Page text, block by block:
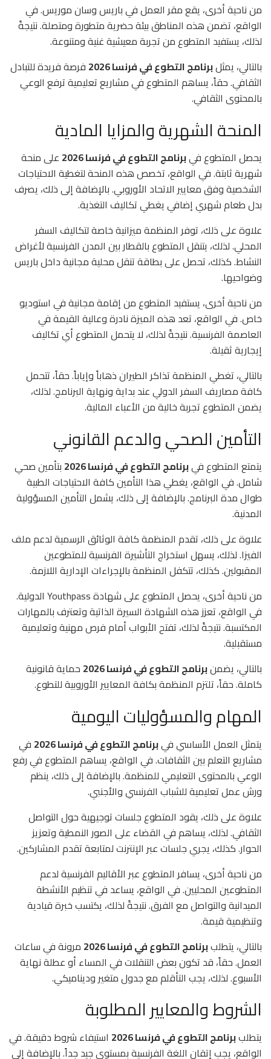
من ناحية أخرى، يقع مقر العمل في باريس وسان موريس. في
الواقع، تضمن هذه المناطق بيئة حضرية متطورة ومتصلة. نتيجةً
لذلك، يستفيد المتطوع من تجربة معيشية غنية ومتنوعة.
بالتالي، يمثلبرنامج التطوع في فرنسا 2026
فرصة فريدة للتبادل
الثقافي. حقاً، يساهم المتطوع في مشاريع تعليمية ترفع الوعي
بالمحتوى الثقافي.
المنحة الشهرية والمزايا المادية
يحصل المتطوع فيبرنامج التطوع في فرنسا 2026
على منحة
شهرية ثابتة. في الواقع، تخصص هذه المنحة لتغطية الاحتياجات
الشخصية وفق معايير الاتحاد الأوروبي. بالإضافة إلى ذلك، يصرف
بدل طعام شهري إضافي يغطي تكاليف التغذية.
علاوة على ذلك، توفر المنظمة ميزانية خاصة لتكاليف السفر
المحلي. لذلك، يتنقل المتطوع بالقطار بين المدن الفرنسية لأغراض
النشاط. كذلك، تحصل على بطاقة تنقل محلية مجانية داخل باريس
وضواحيها.
من ناحية أخرى، يستفيد المتطوع من إقامة مجانية في استوديو
خاص. في الواقع، تعد هذه الميزة نادرة وعالية القيمة في
العاصمة الفرنسية. نتيجةً لذلك، لا يتحمل المتطوع أي تكاليف
إيجارية ثقيلة.
بالتالي، تغطي المنظمة تذاكر الطيران ذهاباً وإياباً. حقاً، تتحمل
كافة مصاريف السفر الدولي عند بداية ونهاية البرنامج. لذلك،
يضمن المتطوع تجربة خالية من الأعباء المالية.
التأمين الصحي والدعم القانوني
يتمتع المتطوع فيبرنامج التطوع في فرنسا 2026
بتأمين صحي
شامل. في الواقع، يغطي هذا التأمين كافة الاحتياجات الطبية
طوال مدة البرنامج. بالإضافة إلى ذلك، يشمل التأمين المسؤولية
المدنية.
علاوة على ذلك، تقدم المنظمة كافة الوثائق الرسمية لدعم ملف
الفيزا. لذلك، يسهل استخراج التأشيرة الفرنسية للمتطوعين
المقبولين. كذلك، تتكفل المنظمة بالإجراءات الإدارية اللازمة.
من ناحية أخرى، يحصل المتطوع على شهادة Youthpass الدولية.
في الواقع، تعزز هذه الشهادة السيرة الذاتية وتعترف بالمهارات
المكتسبة. نتيجةً لذلك، تفتح الأبواب أمام فرص مهنية وتعليمية
مستقبلية.
بالتالي، يضمنبرنامج التطوع في فرنسا 2026
حماية قانونية
كاملة. حقاً، تلتزم المنظمة بكافة المعايير الأوروبية للتطوع.
المهام والمسؤوليات اليومية
يتمثل العمل الأساسي فيبرنامج التطوع في فرنسا 2026
في
مشاريع التعلم بين الثقافات. في الواقع، يساهم المتطوع في رفع
الوعي بالمحتوى التعليمي للمنظمة. بالإضافة إلى ذلك، ينظم
ورش عمل تعليمية للشباب الفرنسي والأجنبي.
علاوة على ذلك، يقود المتطوع جلسات توجيهية حول التواصل
الثقافي. لذلك، يساهم في القضاء على الصور النمطية وتعزيز
الحوار. كذلك، يجري جلسات عبر الإنترنت لمتابعة تقدم المشاركين.
من ناحية أخرى، يسافر المتطوع عبر الأقاليم الفرنسية لدعم
المتطوعين المحليين. في الواقع، يساعد في تنظيم الأنشطة
الميدانية والتواصل مع الفرق. نتيجةً لذلك، يكتسب خبرة قيادية
وتنظيمية قيمة.
بالتالي، يتطلببرنامج التطوع في فرنسا 2026
مرونة في ساعات
العمل. حقاً، قد تكون بعض التنقلات في المساء أو عطلة نهاية
الأسبوع. لذلك، يجب التأقلم مع جدول متغير وديناميكي.
الشروط والمعايير المطلوبة
يتطلببرنامج التطوع في فرنسا 2026
استيفاء شروط دقيقة. في
الواقع، يجب إتقان اللغة الفرنسية بمستوى جيد جداً. بالإضافة إلى